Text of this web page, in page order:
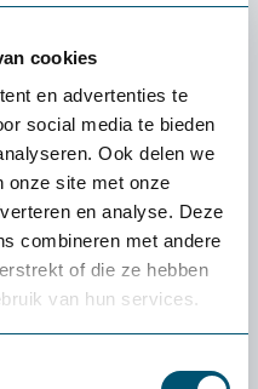
cookies
en advertenties te
social media te bieden
Ook delen we
onze site met onze
en analyse. Deze
combineren met andere
of die ze hebben
van hun services.
van de
telefonisch overleg
met een indicatie
stoel direct op locatie
wij de stoel mee naar
stoel opnieuw correct
om een bureaustoel,